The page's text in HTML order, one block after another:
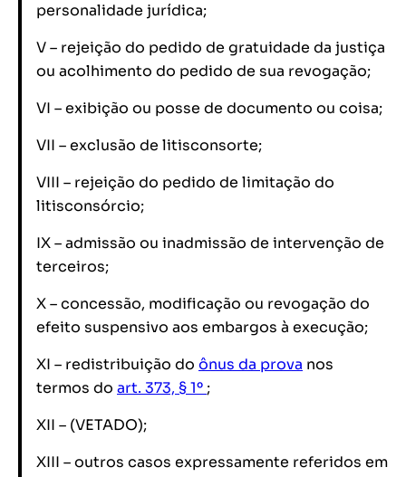
personalidade jurídica;
V – rejeição do pedido de gratuidade da justiça
ou acolhimento do pedido de sua revogação;
VI – exibição ou posse de documento ou coisa;
VII – exclusão de litisconsorte;
VIII – rejeição do pedido de limitação do
litisconsórcio;
IX – admissão ou inadmissão de intervenção de
terceiros;
X – concessão, modificação ou revogação do
efeito suspensivo aos embargos à execução;
XI – redistribuição do ônus da prova nos
termos do art. 373, § 1º ;
XII – (VETADO);
XIII – outros casos expressamente referidos em